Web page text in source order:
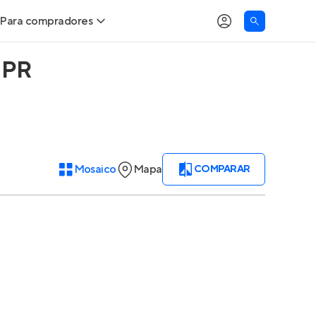
Entrar no Apto
Para compradores
Buscar um imóvel novo
Correção do INCC
Mosaico Mapa COMPARAR